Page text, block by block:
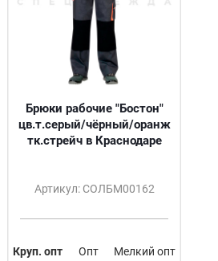
Брюки рабочие "Бостон"
цв.т.серый/чёрный/оранж
тк.стрейч в Краснодаре
Артикул: СОЛБМ00162
Круп. опт Опт Мелкий опт